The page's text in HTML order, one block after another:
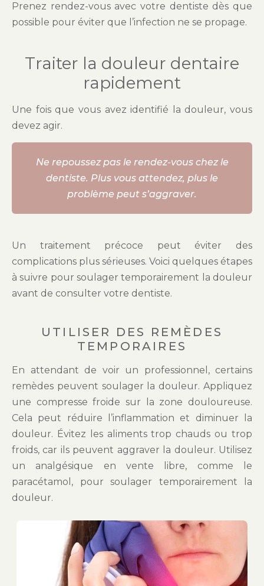
Prenez rendez-vous avec votre dentiste dès que
possible pour éviter que l’infection ne se propage.
Traiter la douleur dentaire
rapidement
Une fois que vous avez identifié la douleur, vous
devez agir.
Ne repoussez pas le rendez-vous chez le
dentiste. Plus vous attendez, plus le
problème peut s’aggraver.
Un traitement précoce peut éviter des
complications plus sérieuses. Voici quelques étapes
à suivre pour soulager temporairement la douleur
avant de consulter votre dentiste.
UTILISER DES REMÈDES
TEMPORAIRES
En attendant de voir un professionnel, certains
remèdes peuvent soulager la douleur. Appliquez
une compresse froide sur la zone douloureuse.
Cela peut réduire l’inflammation et diminuer la
douleur. Évitez les aliments trop chauds ou trop
froids, car ils peuvent aggraver la douleur. Utilisez
un analgésique en vente libre, comme le
paracétamol, pour soulager temporairement la
douleur.